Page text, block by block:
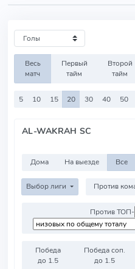
Весь
матч
Первый
тайм
Второй
тайм
5 10 15 20 30 40 50
AL-WAKRAH SC
Дома На выезде Все
Выбор лиги
Против ТОП-
Победа
до 1.5
Победа соп.
до 1.5